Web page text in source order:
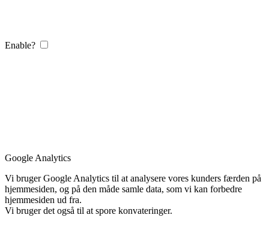
Enable?
Google Analytics
Vi bruger Google Analytics til at analysere vores kunders færden på
hjemmesiden, og på den måde samle data, som vi kan forbedre
hjemmesiden ud fra.
Vi bruger det også til at spore konvateringer.